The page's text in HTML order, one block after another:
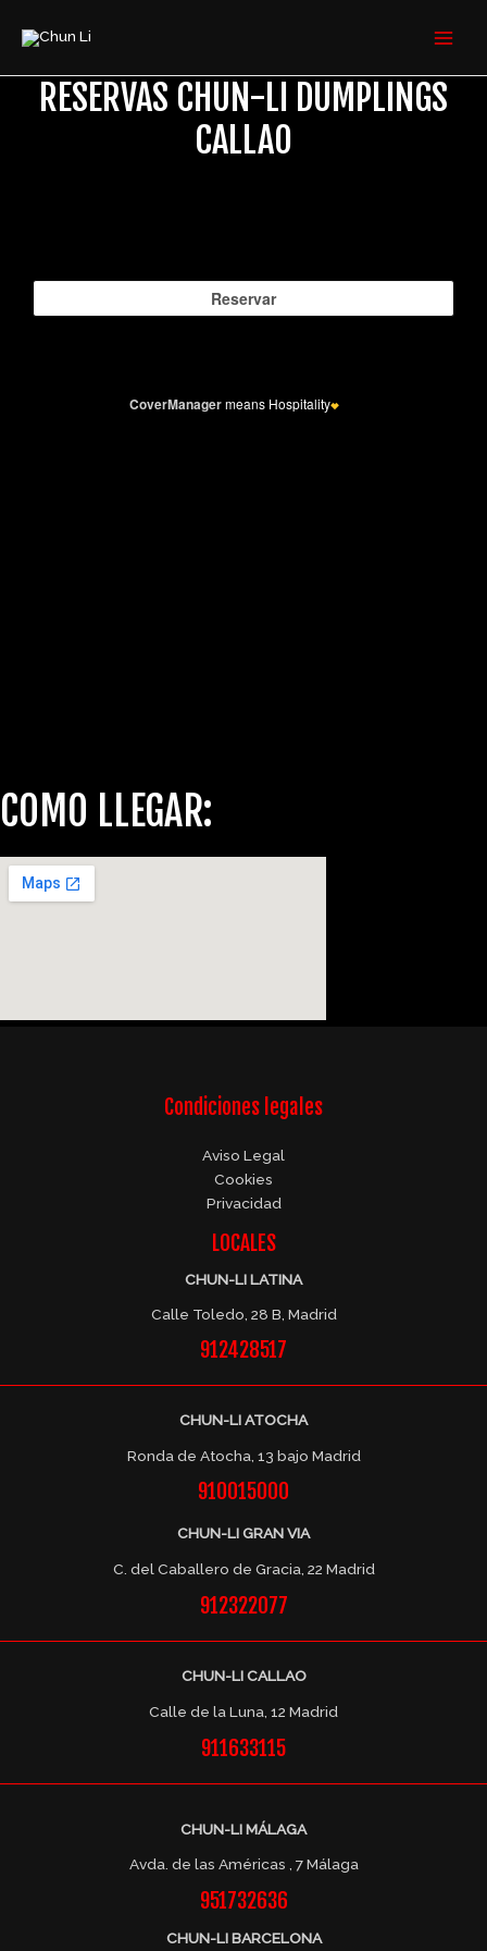
RESERVAS CHUN-LI DUMPLINGS
CALLAO
COMO LLEGAR:
Condiciones legales
Aviso Legal
Cookies
Privacidad
LOCALES
CHUN-LI LATINA
Calle Toledo, 28 B, Madrid
912428517
CHUN-LI ATOCHA
Ronda de Atocha, 13 bajo Madrid
910015000
CHUN-LI GRAN VIA
C. del Caballero de Gracia, 22 Madrid
912322077
CHUN-LI CALLAO
Calle de la Luna, 12 Madrid
911633115
CHUN-LI MÁLAGA
Avda. de las Américas , 7 Málaga
951732636
CHUN-LI BARCELONA